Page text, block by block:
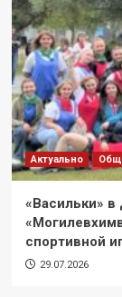
Актуально
«Васильки»
спортивной
29.07.2026